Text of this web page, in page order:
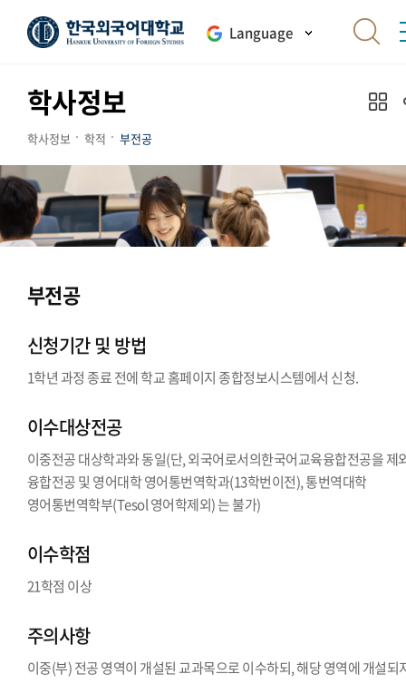
Language
학사정보
학사정보 학적 부전공
부전공
신청기간 및 방법
1학년 과정 종료 전에 학교 홈페이지 종합정보시스템에서 신청.
이수대상전공
이중전공 대상학과와 동일(단, 외국어로서의한국어교육융합전공을 제
융합전공 및 영어대학 영어통번역학과(13학번이전), 통번역대학
영어통번역학부(Tesol 영어학제외) 는 불가)
이수학점
21학점 이상
주의사항
이중(부) 전공 영역이 개설된 교과목으로 이수하되, 해당 영역에 개설되